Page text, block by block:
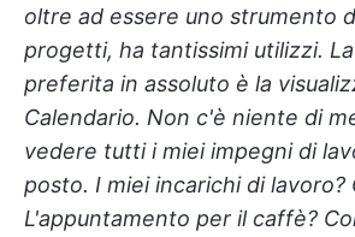
oltre ad essere uno strumento
progetti, ha tantissimi utilizzi.
preferita in assoluto è la
Calendario. Non c'è niente di
vedere tutti i miei impegni di
posto. I miei incarichi di lavoro?
L'appuntamento per il caffè?